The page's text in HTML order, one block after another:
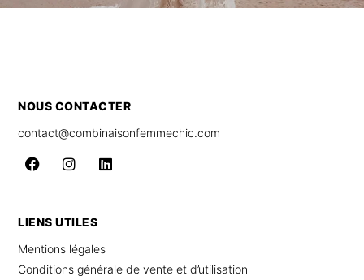
NOUS CONTACTER
contact@combinaisonfemmechic.com
LIENS UTILES
Mentions légales
Conditions générale de vente et d’utilisation